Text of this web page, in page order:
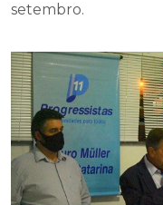
setembro.